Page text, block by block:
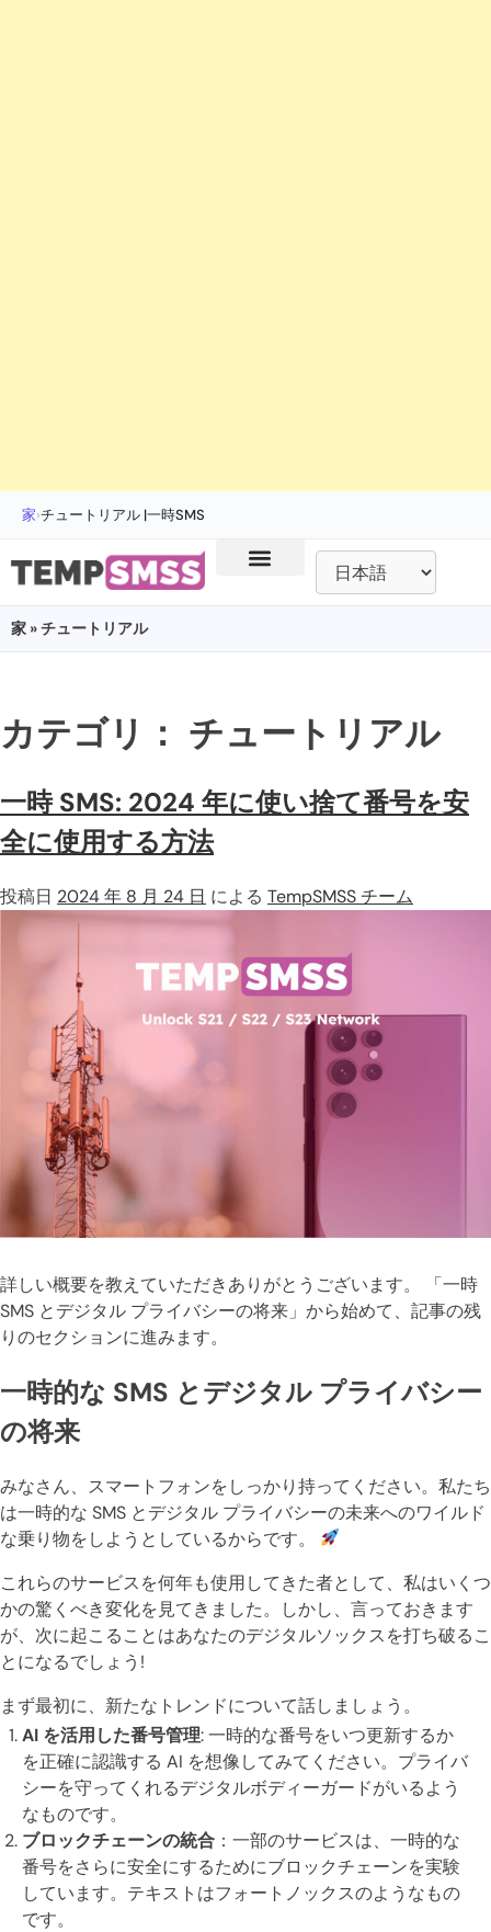
家›チュートリアル |一時SMS
家 » チュートリアル
カテゴリ： チュートリアル
一時 SMS: 2024 年に使い捨て番号を安
全に使用する方法
投稿日 2024 年 8 月 24 日 による TempSMSS チーム
詳しい概要を教えていただきありがとうございます。 「一時
SMS とデジタル プライバシーの将来」から始めて、記事の残
りのセクションに進みます。
一時的な SMS とデジタル プライバシー
の将来
みなさん、スマートフォンをしっかり持ってください。私たち
は一時的な SMS とデジタル プライバシーの未来へのワイルド
な乗り物をしようとしているからです。
これらのサービスを何年も使用してきた者として、私はいくつ
かの驚くべき変化を見てきました。しかし、言っておきます
が、次に起こることはあなたのデジタルソックスを打ち破るこ
とになるでしょう!
まず最初に、新たなトレンドについて話しましょう。
AI を活用した番号管理: 一時的な番号をいつ更新するか
を正確に認識する AI を想像してみてください。プライバ
シーを守ってくれるデジタルボディーガードがいるよう
なものです。
ブロックチェーンの統合 ：一部のサービスは、一時的な
番号をさらに安全にするためにブロックチェーンを実験
しています。テキストはフォートノックスのようなもの
です。